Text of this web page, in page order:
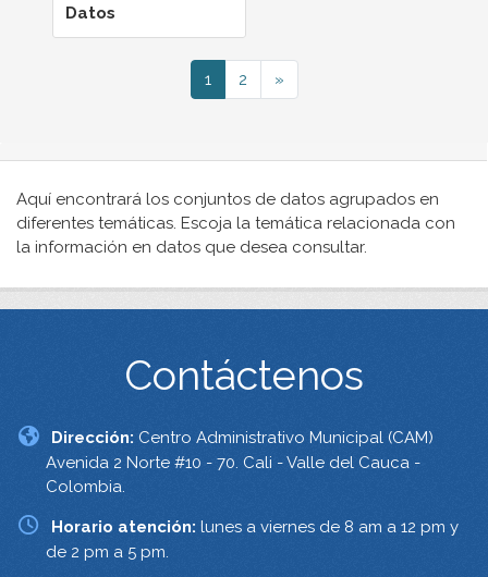
Aquí encontrará los conjuntos de datos agrupados en
diferentes temáticas. Escoja la temática relacionada con
la información en datos que desea consultar.
Datos
1 2 »
Contáctenos
Dirección: Centro Administrativo Municipal (CAM)
Avenida 2 Norte #10 - 70. Cali - Valle del Cauca -
Colombia.
Horario atención: lunes a viernes de 8 am a 12 pm y
de 2 pm a 5 pm.